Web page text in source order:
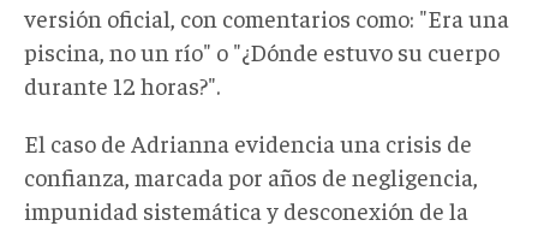
versión oficial, con comentarios como: "Era una
piscina, no un río" o "¿Dónde estuvo su cuerpo
durante 12 horas?".
El caso de Adrianna evidencia una crisis de
confianza, marcada por años de negligencia,
impunidad sistemática y desconexión de la